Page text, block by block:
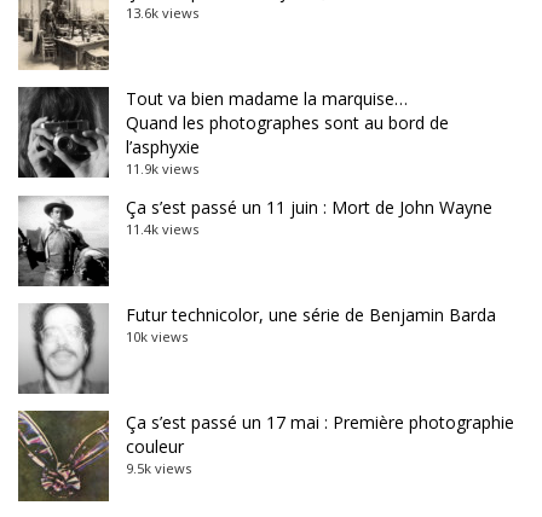
13.6k views
Tout va bien madame la marquise…
Quand les photographes sont au bord de
l’asphyxie
11.9k views
Ça s’est passé un 11 juin : Mort de John Wayne
11.4k views
Futur technicolor, une série de Benjamin Barda
10k views
Ça s’est passé un 17 mai : Première photographie
couleur
9.5k views